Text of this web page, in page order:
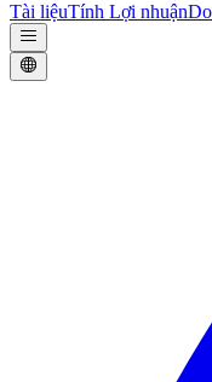
Tài liệuTính Lợi nhuận